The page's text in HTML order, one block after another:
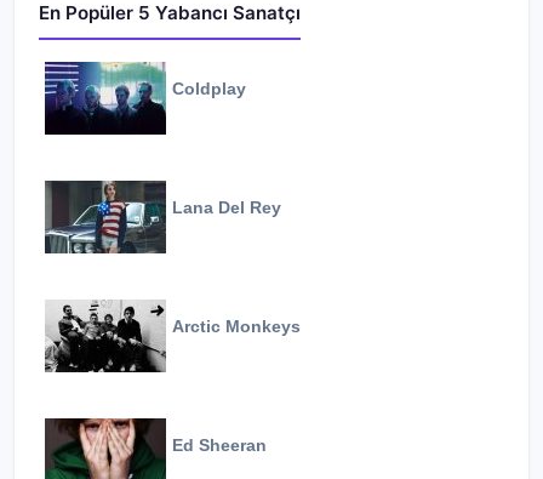
En Popüler 5 Yabancı Sanatçı
Coldplay
Lana Del Rey
Arctic Monkeys
Ed Sheeran